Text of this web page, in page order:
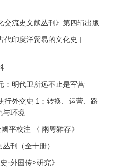
交流史文献丛刊》第四辑出版
代印度洋贸易的文化史 |
：明代卫所远不止是军营
行外交史 1：转换、运营、路
与环境
平校注 《 兩粵雜存》
刊（全十册）
·外国传>研究》